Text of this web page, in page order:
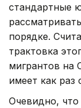
стандартные
порядке.
трактовка
мигрантов на
имеет как раз
Очевидно, что